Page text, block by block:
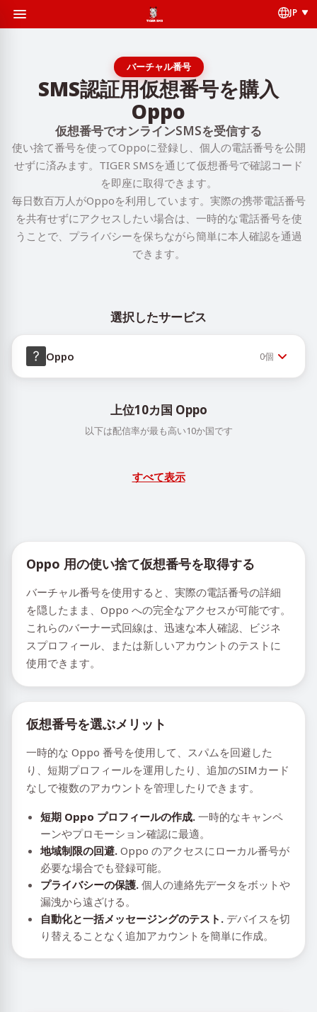
JP
バーチャル番号
SMS認証用仮想番号を購入
Oppo
仮想番号でオンラインSMSを受信する
使い捨て番号を使ってOppoに登録し、個人の電話番号を公開
せずに済みます。TIGER SMSを通じて仮想番号で確認コード
を即座に取得できます。
毎日数百万人がOppoを利用しています。実際の携帯電話番号
を共有せずにアクセスしたい場合は、一時的な電話番号を使
うことで、プライバシーを保ちながら簡単に本人確認を通過
できます。
選択したサービス
Oppo 0個
上位10カ国 Oppo
以下は配信率が最も高い10か国です
すべて表示
Oppo 用の使い捨て仮想番号を取得する
バーチャル番号を使用すると、実際の電話番号の詳細
を隠したまま、Oppo への完全なアクセスが可能です。
これらのバーナー式回線は、迅速な本人確認、ビジネ
スプロフィール、または新しいアカウントのテストに
使用できます。
仮想番号を選ぶメリット
一時的な Oppo 番号を使用して、スパムを回避した
り、短期プロフィールを運用したり、追加のSIMカード
なしで複数のアカウントを管理したりできます。
短期 Oppo プロフィールの作成. 一時的なキャンペ
ーンやプロモーション確認に最適。
地域制限の回避. Oppo のアクセスにローカル番号が
必要な場合でも登録可能。
プライバシーの保護. 個人の連絡先データをボットや
漏洩から遠ざける。
自動化と一括メッセージングのテスト. デバイスを切
り替えることなく追加アカウントを簡単に作成。